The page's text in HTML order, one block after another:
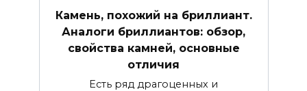
Камень, похожий на бриллиант.
Аналоги бриллиантов: обзор,
свойства камней, основные
отличия
Есть ряд драгоценных и